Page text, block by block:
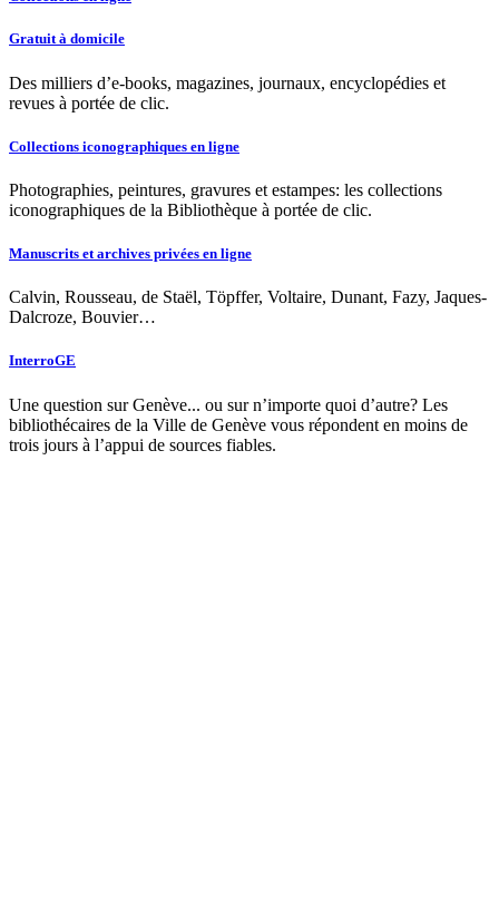
Gratuit à domicile
Des milliers d’e-books, magazines, journaux, encyclopédies et
revues à portée de clic.
Collections iconographiques en ligne
Photographies, peintures, gravures et estampes: les collections
iconographiques de la Bibliothèque à portée de clic.
Manuscrits et archives privées en ligne
Calvin, Rousseau, de Staël, Töpffer, Voltaire, Dunant, Fazy, Jaques-
Dalcroze, Bouvier…
InterroGE
Une question sur Genève... ou sur n’importe quoi d’autre? Les
bibliothécaires de la Ville de Genève vous répondent en moins de
trois jours à l’appui de sources fiables.